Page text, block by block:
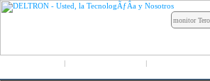
| |